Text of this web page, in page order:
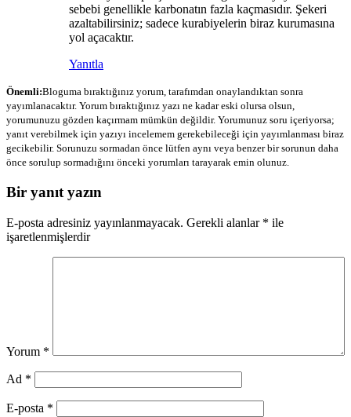
sebebi genellikle karbonatın fazla kaçmasıdır. Şekeri
azaltabilirsiniz; sadece kurabiyelerin biraz kurumasına
yol açacaktır.
Yanıtla
Önemli:Bloguma bıraktığınız yorum, tarafımdan onaylandıktan sonra
yayımlanacaktır. Yorum bıraktığınız yazı ne kadar eski olursa olsun,
yorumunuzu gözden kaçırmam mümkün değildir. Yorumunuz soru içeriyorsa;
yanıt verebilmek için yazıyı incelemem gerekebileceği için yayımlanması biraz
gecikebilir. Sorunuzu sormadan önce lütfen aynı veya benzer bir sorunun daha
önce sorulup sormadığını önceki yorumları tarayarak emin olunuz.
Bir yanıt yazın
E-posta adresiniz yayınlanmayacak. Gerekli alanlar * ile
işaretlenmişlerdir
Yorum *
Ad *
E-posta *